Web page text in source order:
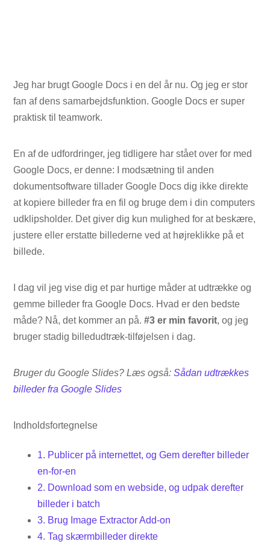
Jeg har brugt Google Docs i en del år nu. Og jeg er stor
fan af dens samarbejdsfunktion. Google Docs er super
praktisk til teamwork.
En af de udfordringer, jeg tidligere har stået over for med
Google Docs, er denne: I modsætning til anden
dokumentsoftware tillader Google Docs dig ikke direkte
at kopiere billeder fra en fil og bruge dem i din computers
udklipsholder. Det giver dig kun mulighed for at beskære,
justere eller erstatte billederne ved at højreklikke på et
billede.
I dag vil jeg vise dig et par hurtige måder at udtrække og
gemme billeder fra Google Docs. Hvad er den bedste
måde? Nå, det kommer an på.#3 er min favorit, og jeg
bruger stadig billedudtræk-tilføjelsen i dag.
Bruger du Google Slides? Læs også:Sådan udtrækkes
billeder fra Google Slides
Indholdsfortegnelse
1. Publicer på internettet, og Gem derefter billeder
en-for-en
2. Download som en webside, og udpak derefter
billeder i batch
3. Brug Image Extractor Add-on
4. Tag skærmbilleder direkte